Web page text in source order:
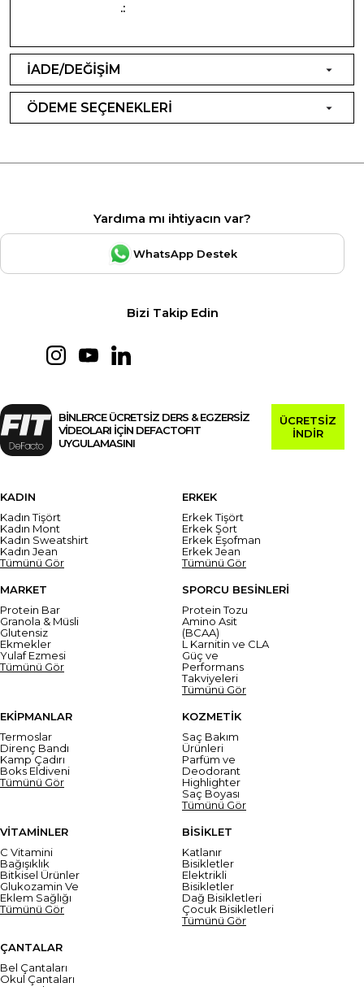
.:
İADE/DEĞİŞİM
ÖDEME SEÇENEKLERİ
Yardıma mı ihtiyacın var?
WhatsApp Destek
Bizi Takip Edin
BİNLERCE ÜCRETSİZ DERS & EGZERSİZ
VİDEOLARI İÇİN DEFACTOFIT
UYGULAMASINI
ÜCRETSİZ
İNDİR
KADIN
Kadın Tişört
Kadın Mont
Kadın Sweatshirt
Kadın Jean
Tümünü Gör
ERKEK
Erkek Tişört
Erkek Şort
Erkek Eşofman
Erkek Jean
Tümünü Gör
MARKET
Protein Bar
Granola & Müsli
Glutensiz
Ekmekler
Yulaf Ezmesi
Tümünü Gör
SPORCU BESİNLERİ
Protein Tozu
Amino Asit
(BCAA)
L Karnitin ve CLA
Güç ve
Performans
Takviyeleri
Tümünü Gör
EKİPMANLAR
Termoslar
Direnç Bandı
Kamp Çadırı
Boks Eldiveni
Tümünü Gör
KOZMETİK
Saç Bakım
Ürünleri
Parfüm ve
Deodorant
Highlighter
Saç Boyası
Tümünü Gör
VİTAMİNLER
C Vitamini
Bağışıklık
Bitkisel Ürünler
Glukozamin Ve
Eklem Sağlığı
Tümünü Gör
BİSİKLET
Katlanır
Bisikletler
Elektrikli
Bisikletler
Dağ Bisikletleri
Çocuk Bisikletleri
Tümünü Gör
ÇANTALAR
Bel Çantaları
Okul Çantaları